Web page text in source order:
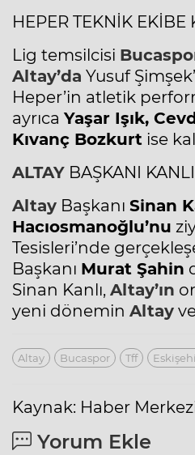
HEPER TEKNİK EKİBE
Lig temsilcisi
Altay’da Yusuf
Heper’in atletik
ayrıca Yaşar Işık,
Kıvanç Bozkurt ise
ALTAY BAŞKANI
Altay Başkanı Sinan
Hacıosmanoğlu’nu
Tesisleri’nde
Başkanı Murat Şahin
Sinan Kanlı, Altay’ın
yeni dönemin Altay
Altay Bucaspor Tff
Kaynak: Haber
Yorum Ekle